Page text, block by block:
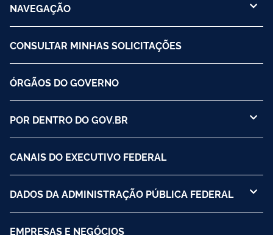
NAVEGAÇÃO
CONSULTAR MINHAS SOLICITAÇÕES
ÓRGÃOS DO GOVERNO
POR DENTRO DO GOV.BR
CANAIS DO EXECUTIVO FEDERAL
DADOS DA ADMINISTRAÇÃO PÚBLICA FEDERAL
EMPRESAS E NEGÓCIOS